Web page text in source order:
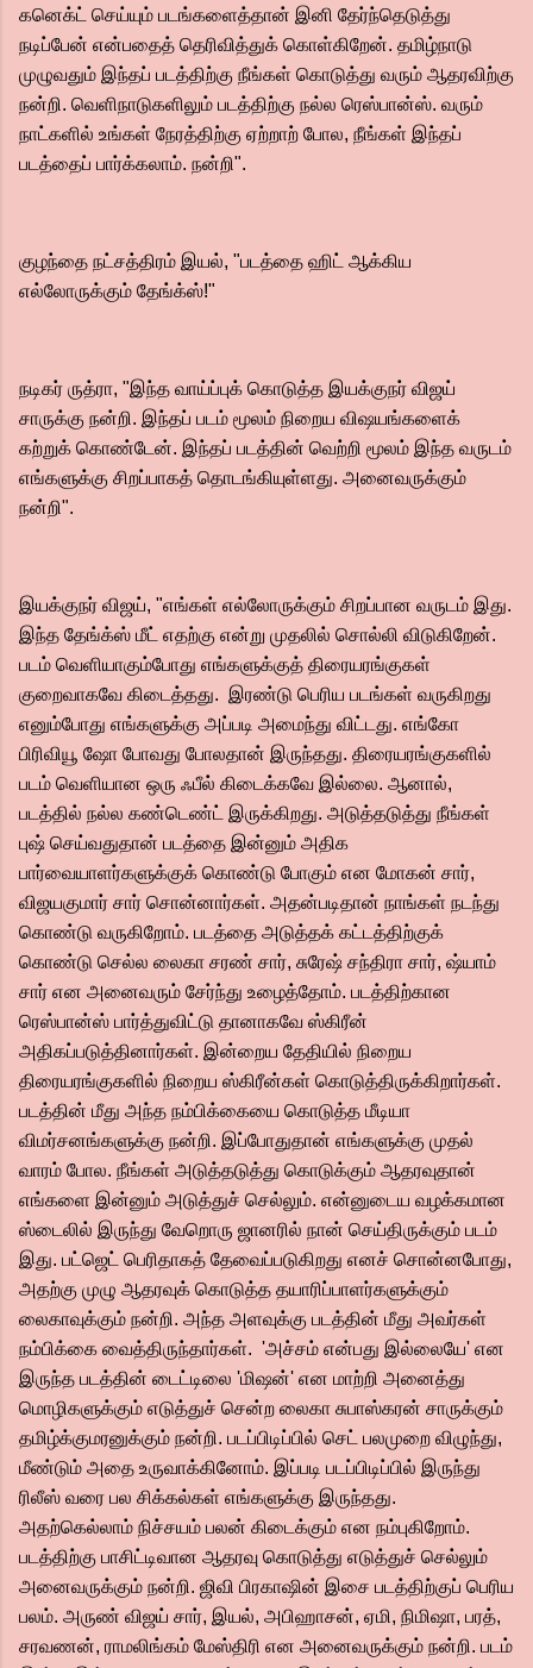
கனெக்ட் செய்யும் படங்களைத்தான் இனி தேர்ந்தெடுத்து
நடிப்பேன் என்பதைத் தெரிவித்துக் கொள்கிறேன். தமிழ்நாடு
முழுவதும் இந்தப் படத்திற்கு நீங்கள் கொடுத்து வரும் ஆதரவிற்கு
நன்றி. வெளிநாடுகளிலும் படத்திற்கு நல்ல ரெஸ்பான்ஸ். வரும்
நாட்களில் உங்கள் நேரத்திற்கு ஏற்றாற் போல, நீங்கள் இந்தப்
படத்தைப் பார்க்கலாம். நன்றி".
குழந்தை நட்சத்திரம் இயல், "படத்தை ஹிட் ஆக்கிய
எல்லோருக்கும் தேங்க்ஸ்!"
நடிகர் ருத்ரா, "இந்த வாய்ப்புக் கொடுத்த இயக்குநர் விஜய்
சாருக்கு நன்றி. இந்தப் படம் மூலம் நிறைய விஷயங்களைக்
கற்றுக் கொண்டேன். இந்தப் படத்தின் வெற்றி மூலம் இந்த வருடம்
எங்களுக்கு சிறப்பாகத் தொடங்கியுள்ளது. அனைவருக்கும்
நன்றி".
இயக்குநர் விஜய், "எங்கள் எல்லோருக்கும் சிறப்பான வருடம் இது.
இந்த தேங்க்ஸ் மீட் எதற்கு என்று முதலில் சொல்லி விடுகிறேன்.
படம் வெளியாகும்போது எங்களுக்குத் திரையரங்குகள்
குறைவாகவே கிடைத்தது. இரண்டு பெரிய படங்கள் வருகிறது
எனும்போது எங்களுக்கு அப்படி அமைந்து விட்டது. எங்கோ
பிரிவியூ ஷோ போவது போலதான் இருந்தது. திரையரங்குகளில்
படம் வெளியான ஒரு ஃபீல் கிடைக்கவே இல்லை. ஆனால்,
படத்தில் நல்ல கண்டெண்ட் இருக்கிறது. அடுத்தடுத்து நீங்கள்
புஷ் செய்வதுதான் படத்தை இன்னும் அதிக
பார்வையாளர்களுக்குக் கொண்டு போகும் என மோகன் சார்,
விஜயகுமார் சார் சொன்னார்கள். அதன்படிதான் நாங்கள் நடந்து
கொண்டு வருகிறோம். படத்தை அடுத்தக் கட்டத்திற்குக்
கொண்டு செல்ல லைகா சரண் சார், சுரேஷ் சந்திரா சார், ஷ்யாம்
சார் என அனைவரும் சேர்ந்து உழைத்தோம். படத்திற்கான
ரெஸ்பான்ஸ் பார்த்துவிட்டு தானாகவே ஸ்கிரீன்
அதிகப்படுத்தினார்கள். இன்றைய தேதியில் நிறைய
திரையரங்குகளில் நிறைய ஸ்கிரீன்கள் கொடுத்திருக்கிறார்கள்.
படத்தின் மீது அந்த நம்பிக்கையை கொடுத்த மீடியா
விமர்சனங்களுக்கு நன்றி. இப்போதுதான் எங்களுக்கு முதல்
வாரம் போல. நீங்கள் அடுத்தடுத்து கொடுக்கும் ஆதரவுதான்
எங்களை இன்னும் அடுத்துச் செல்லும். என்னுடைய வழக்கமான
ஸ்டைலில் இருந்து வேறொரு ஜானரில் நான் செய்திருக்கும் படம்
இது. பட்ஜெட் பெரிதாகத் தேவைப்படுகிறது எனச் சொன்னபோது,
அதற்கு முழு ஆதரவுக் கொடுத்த தயாரிப்பாளர்களுக்கும்
லைகாவுக்கும் நன்றி. அந்த அளவுக்கு படத்தின் மீது அவர்கள்
நம்பிக்கை வைத்திருந்தார்கள். 'அச்சம் என்பது இல்லையே' என
இருந்த படத்தின் டைட்டிலை 'மிஷன்' என மாற்றி அனைத்து
மொழிகளுக்கும் எடுத்துச் சென்ற லைகா சுபாஸ்கரன் சாருக்கும்
தமிழ்க்குமரனுக்கும் நன்றி. படப்பிடிப்பில் செட் பலமுறை விழுந்து,
மீண்டும் அதை உருவாக்கினோம். இப்படி படப்பிடிப்பில் இருந்து
ரிலீஸ் வரை பல சிக்கல்கள் எங்களுக்கு இருந்தது.
அதற்கெல்லாம் நிச்சயம் பலன் கிடைக்கும் என நம்புகிறோம்.
படத்திற்கு பாசிட்டிவான ஆதரவு கொடுத்து எடுத்துச் செல்லும்
அனைவருக்கும் நன்றி. ஜிவி பிரகாஷின் இசை படத்திற்குப் பெரிய
பலம். அருண் விஜய் சார், இயல், அபிஹாசன், ஏமி, நிமிஷா, பரத்,
சரவணன், ராமலிங்கம் மேஸ்திரி என அனைவருக்கும் நன்றி. படம்